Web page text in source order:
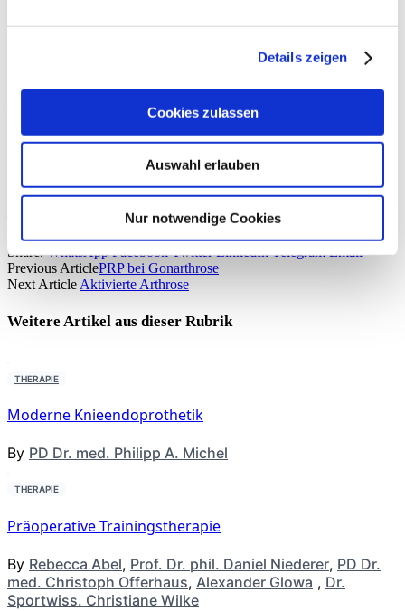
Details zeigen
Cookies zulassen
Auswahl erlauben
Nur notwendige Cookies
Mannschaftsarzt in der Fußball-Bundesliga (u.a.
www.heelmed.de
Autoren
Share. WhatsApp Facebook Twitter LinkedIn Telegram Email
Previous ArticlePRP bei Gonarthrose
Next Article Aktivierte Arthrose
Weitere Artikel aus dieser Rubrik
THERAPIE
Moderne Knieendoprothetik
By PD Dr. med. Philipp A. Michel
THERAPIE
Präoperative Trainingstherapie
By Rebecca Abel, Prof. Dr. phil. Daniel Niederer, PD Dr.
med. Christoph Offerhaus, Alexander Glowa , Dr.
Sportwiss. Christiane Wilke